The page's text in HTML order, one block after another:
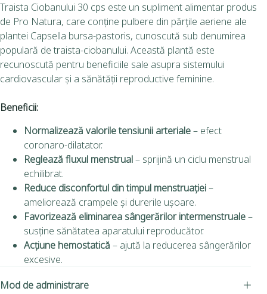
Traista Ciobanului 30 cps este un supliment alimentar produs
de Pro Natura, care conține pulbere din părțile aeriene ale
plantei Capsella bursa-pastoris, cunoscută sub denumirea
populară de traista-ciobanului. Această plantă este
recunoscută pentru beneficiile sale asupra sistemului
cardiovascular și a sănătății reproductive feminine.
Beneficii:
Normalizează valorile tensiunii arteriale– efect
coronaro-dilatator.
Reglează fluxul menstrual– sprijină un ciclu menstrual
echilibrat.
Reduce disconfortul din timpul menstruației–
ameliorează crampele și durerile ușoare.
Favorizează eliminarea sângerărilor intermenstruale–
susține sănătatea aparatului reproducător.
Acțiune hemostatică – ajută la reducerea sângerărilor
excesive.
Mod de administrare